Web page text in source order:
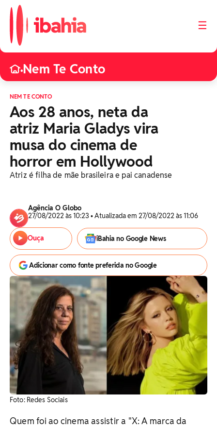
☰
•Nem Te Conto
NEM TE CONTO
Aos 28 anos, neta da
atriz Maria Gladys vira
musa do cinema de
horror em Hollywood
Atriz é filha de mãe brasileira e pai canadense
Agência O Globo
27/08/2022 às 10:23 • Atualizada em 27/08/2022 às 11:06
Ouça iBahia no Google News
Adicionar como fonte preferida no Google
Foto: Redes Sociais
Quem foi ao cinema assistir a "X: A marca da